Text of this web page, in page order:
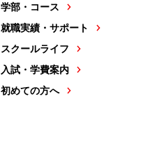
学部・コース
就職実績・サポート
スクールライフ
入試・学費案内
初めての方へ